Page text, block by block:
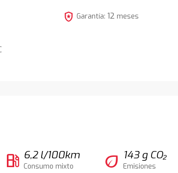
local_police Garantía: 12 meses
local_gas_station 6,2 l/100km
Consumo mixto eco 143 g CO₂
Emisiones